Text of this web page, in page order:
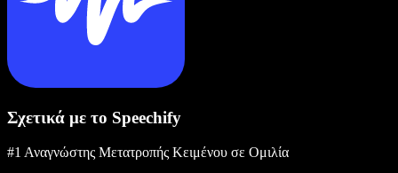
Σχετικά με το Speechify
#1 Αναγνώστης Μετατροπής Κειμένου σε Ομιλία